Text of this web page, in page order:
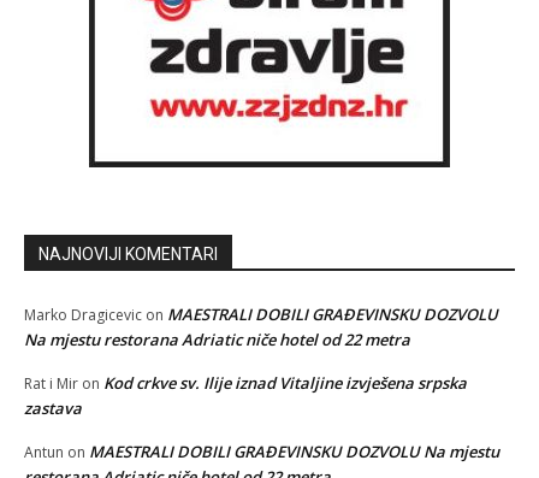
NAJNOVIJI KOMENTARI
Marko Dragicevic on MAESTRALI DOBILI GRAĐEVINSKU DOZVOLU
Na mjestu restorana Adriatic niče hotel od 22 metra
Rat i Mir on Kod crkve sv. Ilije iznad Vitaljine izvješena srpska
zastava
Antun on MAESTRALI DOBILI GRAĐEVINSKU DOZVOLU Na mjestu